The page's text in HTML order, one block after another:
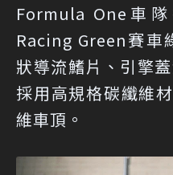
Formula One車
Racing Green賽車
狀導流鰭片、引擎
採用高規格碳纖維
維車頂。